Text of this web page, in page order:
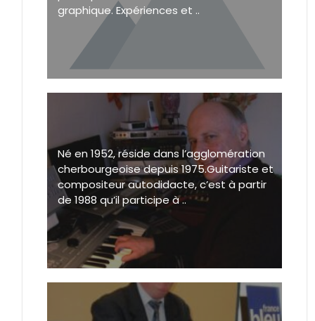
graphique. Expériences et ..
Né en 1952, réside dans l’agglomération
cherbourgeoise depuis 1975.Guitariste et
compositeur autodidacte, c’est à partir
de 1988 qu’il participe à ..